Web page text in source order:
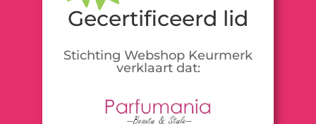
Gecertificeerd lid
Stichting Webshop Keurmerk
verklaart dat: